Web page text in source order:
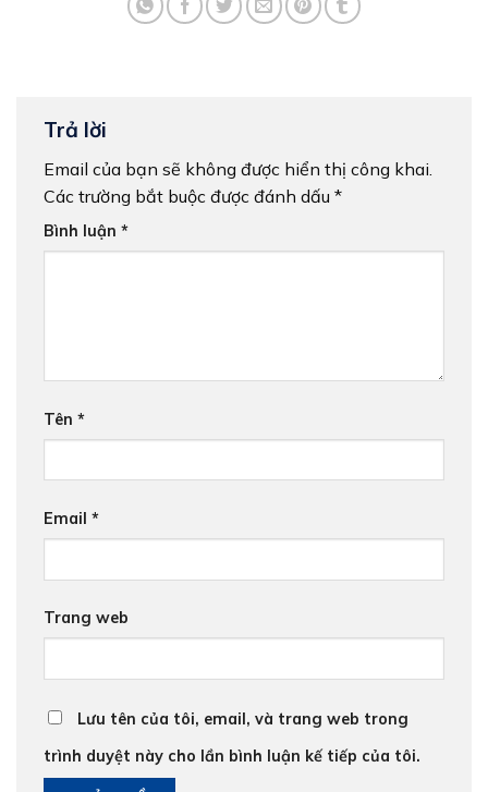
Trả lời
Email của bạn sẽ không được hiển thị công khai.
Các trường bắt buộc được đánh dấu *
Bình luận *
Tên *
Email *
Trang web
Lưu tên của tôi, email, và trang web trong
trình duyệt này cho lần bình luận kế tiếp của tôi.